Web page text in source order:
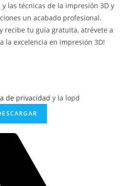
las técnicas de la impresión 3D y
un acabado profesional.
recibe tu guía gratuita, atrévete a
la excelencia en impresión 3D!
de privacidad y la lopd